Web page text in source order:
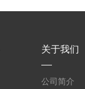
关于我们
公司简介